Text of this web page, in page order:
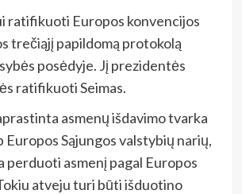
ratifikuoti Europos konvencijos
trečiąjį papildomą protokolą
posėdyje. Jį prezidentės
ratifikuoti Seimas.
asmenų išdavimo tvarka
Sąjungos valstybių narių,
perduoti asmenį pagal Europos
atveju turi būti išduotino